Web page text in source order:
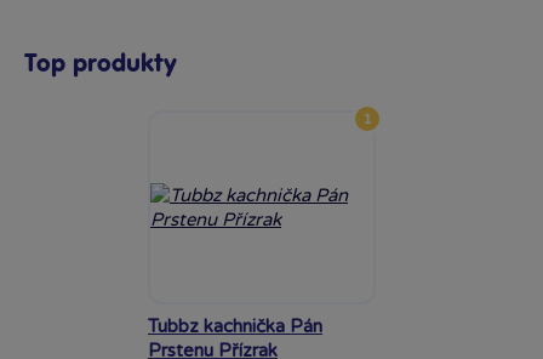
Top produkty
1
Tubbz kachnička Pán
Prstenu Přízrak